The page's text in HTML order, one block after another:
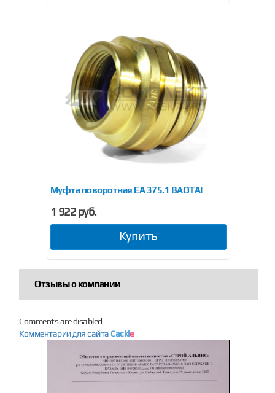
Муфта поворотная EA 375.1 BAOTAI
1 922 руб.
Купить
Отзывы о компании
Comments are disabled
Комментарии для сайта Cackle